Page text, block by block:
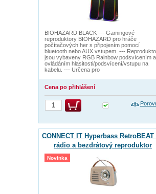
BIOHAZARD BLACK --- Gamingové
reproduktory BIOHAZARD pro hráče
počítačových her s připojením pomocí
bluetooth nebo AUX vstupem. ---
jsou vybaveny RGB Rainbow podsvícením a
ovládáním hlasitosti/podsvícení/vstupu na
kabelu. --- Určena pro
Cena po přihlášení
CONNECT IT Hyperbass RetroBEAT
rádio a bezdrátový reproduktor
Novinka